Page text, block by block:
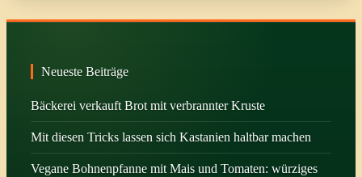
Neueste Beiträge
Bäckerei verkauft Brot mit verbrannter Kruste
Mit diesen Tricks lassen sich Kastanien haltbar machen
Vegane Bohnenpfanne mit Mais und Tomaten: würziges